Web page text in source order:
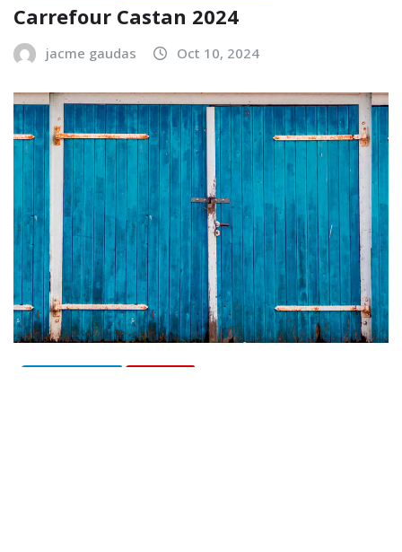
Carrefour Castan 2024
jacme gaudas Oct 10, 2024